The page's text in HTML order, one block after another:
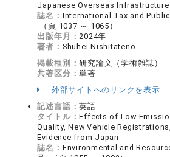
Japanese Overseas
誌名： International Tax and
（頁 1037 ～ 1065）
出版年月：2024年
著者： Shuhei Nishitateno
掲載種別：研究論文（学術雑誌）
共著区分：単著
外部サイトへのリンクを表示
記述言語：英語
タイトル：Effects of Low
Quality, New Vehicle
Evidence from Japan
誌名： Environmental and